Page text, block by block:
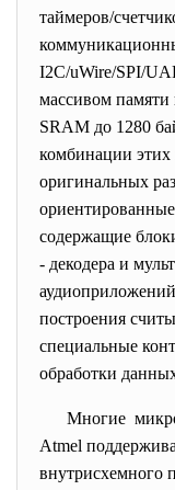
таймеров/
I2C/uWire/SPI/
массивом
SRAM до 1280
комбинации этих
оригинальных
содержащие
- декодера и
построения
специальные
обработки
Многие
Atmel
внутрисхемного